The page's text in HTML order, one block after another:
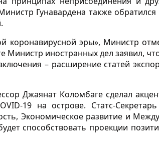
Гунавардена также
коронавирусной эры», Министр
иностранных дел заявил,
– расширение статей
Джаянат Коломбаге сделал
19 на острове. Статс-
Экономическое развитие и
способствовать проекции